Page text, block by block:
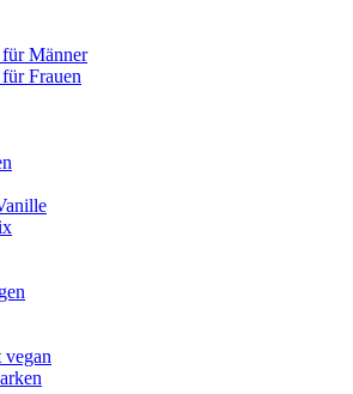
Männer
Frauen